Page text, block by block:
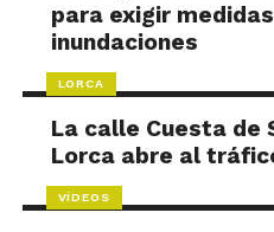
para exigir
inundaciones
LORCA
La calle Cuesta de
Lorca abre al
VÍDEOS